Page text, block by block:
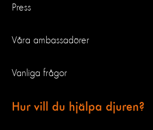
Press
Våra ambassadörer
Vanliga frågor
Hur vill du hjälpa djuren?